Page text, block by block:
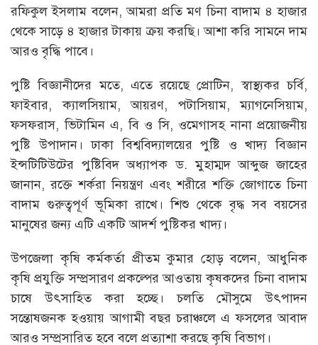
রফিকুল ইসলাম বলেন, আমরা প্রতি মণ চিনা বাদাম ৪ হাজার
থেকে সাড়ে ৪ হাজার টাকায় ক্রয় করছি। আশা করি সামনে দাম
আরও বৃদ্ধি পাবে।
পুষ্টি বিজ্ঞানীদের মতে, এতে রয়েছে প্রোটিন, স্বাস্থ্যকর চর্বি,
ফাইবার, ক্যালসিয়াম, আয়রণ, পটাসিয়াম, ম্যাগনেসিয়াম,
ফসফরাস, ভিটামিন এ, বি ও সি, ওমেগাসহ নানা প্রয়োজনীয়
পুষ্টি উপাদান। ঢাকা বিশ্ববিদ্যালয়ের পুষ্টি ও খাদ্য বিজ্ঞান
ইন্সটিটিউটের পুষ্টিবিদ অধ্যাপক ড. মুহাম্মদ আব্দুজ জাহের
জানান, রক্তে শর্করা নিয়ন্ত্রণ এবং শরীরে শক্তি জোগাতে চিনা
বাদাম গুরুত্বপূর্ণ ভূমিকা রাখে। শিশু থেকে বৃদ্ধ সব বয়সের
মানুষের জন্য এটি একটি আদর্শ পুষ্টিকর খাদ্য।
উপজেলা কৃষি কর্মকর্তা প্রীতম কুমার হোড় বলেন, আধুনিক
কৃষি প্রযুক্তি সম্প্রসারণ প্রকল্পের আওতায় কৃষকদের চিনা বাদাম
চাষে উৎসাহিত করা হচ্ছে। চলতি মৌসুমে উৎপাদন
সন্তোষজনক হওয়ায় আগামী বছর চরাঞ্চলে এ ফসলের আবাদ
আরও সম্প্রসারিত হবে বলে প্রত্যাশা করছে কৃষি বিভাগ।